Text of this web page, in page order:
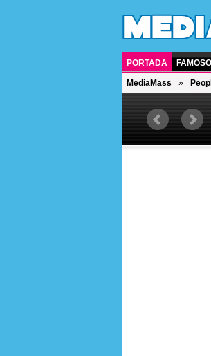
PORTADA
MediaMass
actor y presentador de televisión